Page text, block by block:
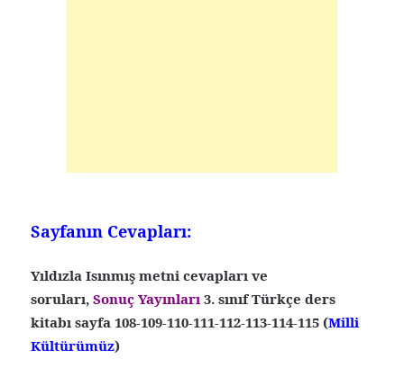
Sayfanın Cevapları:
Yıldızla Isınmış metni cevapları ve
soruları,Sonuç Yayınları 3. sınıf Türkçe ders
kitabı sayfa 108-109-110-111-112-113-114-115 (Milli
Kültürümüz)